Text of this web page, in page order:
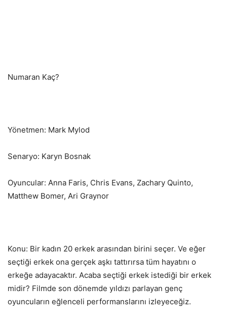
Numaran Kaç?
Yönetmen: Mark Mylod
Senaryo: Karyn Bosnak
Oyuncular: Anna Faris, Chris Evans, Zachary Quinto,
Matthew Bomer, Ari Graynor
Konu: Bir kadın 20 erkek arasından birini seçer. Ve eğer
seçtiği erkek ona gerçek aşkı tattırırsa tüm hayatını o
erkeğe adayacaktır. Acaba seçtiği erkek istediği bir erkek
midir? Filmde son dönemde yıldızı parlayan genç
oyuncuların eğlenceli performanslarını izleyeceğiz.